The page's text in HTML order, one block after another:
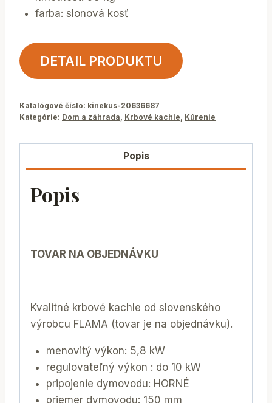
farba: slonová kosť
DETAIL PRODUKTU
Katalógové číslo: kinekus-20636687
Kategórie: Dom a záhrada, Krbové kachle, Kúrenie
Popis
Popis
TOVAR NA OBJEDNÁVKU
Kvalitné krbové kachle od slovenského
výrobcu FLAMA (tovar je na objednávku).
menovitý výkon: 5,8 kW
regulovateľný výkon : do 10 kW
pripojenie dymovodu: HORNÉ
priemer dymovodu: 150 mm